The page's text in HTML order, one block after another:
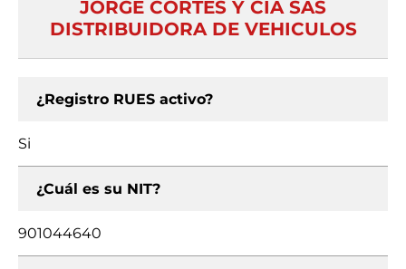
JORGE CORTES Y CIA SAS
DISTRIBUIDORA DE VEHICULOS
¿Registro RUES activo?
Si
¿Cuál es su NIT?
901044640